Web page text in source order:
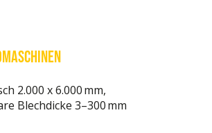
2.000 x 6.000 mm,
Blechdicke 3–300 mm